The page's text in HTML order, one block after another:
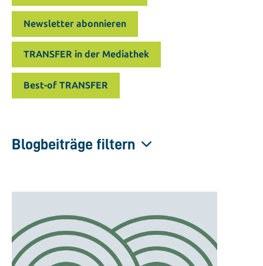
Newsletter abonnieren
TRANSFER in der Mediathek
Best-of TRANSFER
Blogbeiträge filtern